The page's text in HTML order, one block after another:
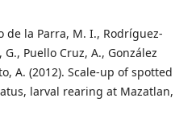
de la Parra, M. I., Rodríguez-
Puello Cruz, A., González
A. (2012). Scale-up of spotted
larval rearing at Mazatlan,